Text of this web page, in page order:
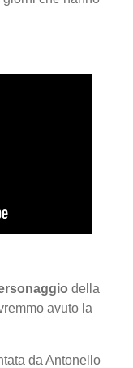
della
avuto la
da Antonello